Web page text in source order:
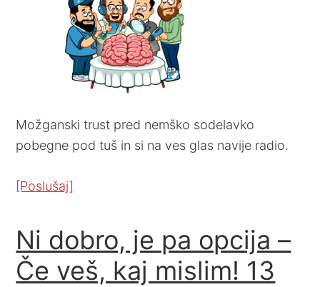
Možganski trust pred nemško sodelavko
pobegne pod tuš in si na ves glas navije radio.
[Poslušaj]
Ni dobro, je pa opcija –
Če veš, kaj mislim! 13